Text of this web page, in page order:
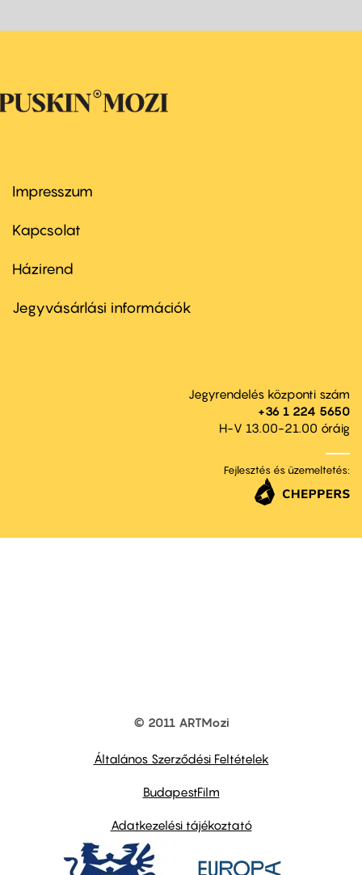
Footer
first
Impresszum
Kapcsolat
Footer
second
Házirend
Jegyvásárlási információk
Jegyrendelés központi szám
+36 1 224 5650
H-V 13.00-21.00 óráig
Fejlesztés és üzemeltetés:
© 2011 ARTMozi
Általános Szerződési Feltételek
BudapestFilm
Adatkezelési tájékoztató